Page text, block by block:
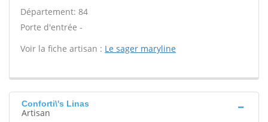
Département: 84
Porte d'entrée -
Voir la fiche artisan : Le sager maryline
Conforti\'s Linas
Artisan